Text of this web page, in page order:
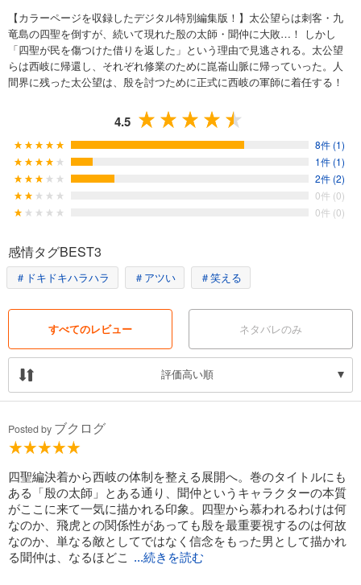
【カラーページを収録したデジタル特別編集版！】太公望らは刺客・九
竜島の四聖を倒すが、続いて現れた殷の太師・聞仲に大敗…！ しかし
「四聖が民を傷つけた借りを返した」という理由で見逃される。太公望
らは西岐に帰還し、それぞれ修業のために崑崙山脈に帰っていった。人
間界に残った太公望は、殷を討つために正式に西岐の軍師に着任する！
4.5
8件 (1)
1件 (1)
2件 (2)
0件 (0)
0件 (0)
感情タグBEST3
＃ドキドキハラハラ ＃アツい ＃笑える
すべてのレビュー ネタバレのみ
評価高い順
Posted by ブクログ
四聖編決着から西岐の体制を整える展開へ。巻のタイトルにも
ある「殷の太師」とある通り、聞仲というキャラクターの本質
がここに来て一気に描かれる印象。四聖から慕われるわけは何
なのか、飛虎との関係性があっても殷を最重要視するのは何故
なのか、単なる敵としてではなく信念をもった男として描かれ
る聞仲は、なるほどこ
...続きを読む